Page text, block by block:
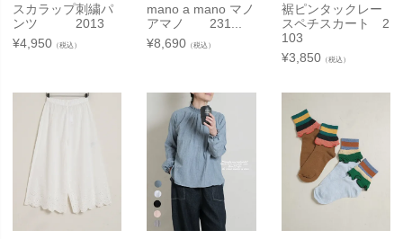
スカラップ刺繍パ
ンツ 2013
¥4,950 （税込）
mano a mano マノ
アマノ 231...
¥8,690 （税込）
裾ピンタックレー
スペチスカート 2
103
¥3,850（税込）